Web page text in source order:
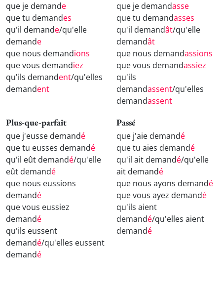
que je demande
que tu demandes
qu'il demande/qu'elle
demande
que nous demandions
que vous demandiez
qu'ils demandent/qu'elles
demandent
que je demandasse
que tu demandasses
qu'il demandât/qu'elle
demandât
que nous demandassions
que vous demandassiez
qu'ils
demandassent/qu'elles
demandassent
Plus-que-parfait
que j'eusse demandé
que tu eusses demandé
qu'il eût demandé/qu'elle
eût demandé
que nous eussions
demandé
que vous eussiez
demandé
qu'ils eussent
demandé/qu'elles eussent
demandé
Passé
que j'aie demandé
que tu aies demandé
qu'il ait demandé/qu'elle
ait demandé
que nous ayons demandé
que vous ayez demandé
qu'ils aient
demandé/qu'elles aient
demandé